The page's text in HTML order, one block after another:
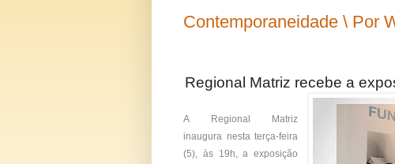
Contemporaneidade \ Por
Regional Matriz recebe a
A Regional Matriz
inaugura nesta terça-feira
(5), às 19h, a exposição